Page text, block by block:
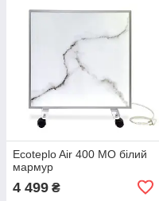
Ecoteplo Air 400 МО білий
мармур
4 499 ₴